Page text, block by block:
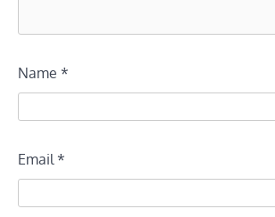
Name *
Email *